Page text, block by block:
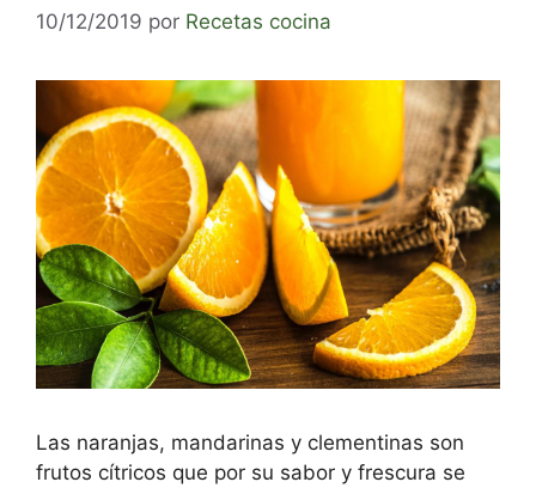
10/12/2019 por Recetas cocina
Las naranjas, mandarinas y clementinas son
frutos cítricos que por su sabor y frescura se